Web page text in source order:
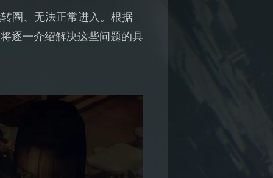
圈、无法正常进入。根据
逐一介绍解决这些问题的具